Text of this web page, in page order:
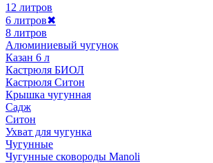
12 литров
6 литров✖
8 литров
Алюминиевый чугунок
Казан 6 л
Кастрюля БИОЛ
Кастрюля Ситон
Крышка чугунная
Садж
Ситон
Ухват для чугунка
Чугунные
Чугунные сковороды Manoli